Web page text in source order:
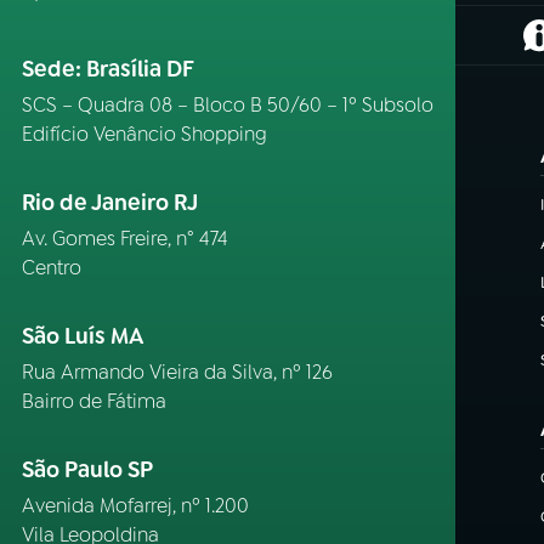
Sede: Brasília DF
SCS – Quadra 08 – Bloco B 50/60 – 1º Subsolo
Edifício Venâncio Shopping
Rio de Janeiro RJ
Av. Gomes Freire, n° 474
Centro
São Luís MA
Rua Armando Vieira da Silva, nº 126
Bairro de Fátima
São Paulo SP
Avenida Mofarrej, nº 1.200
Vila Leopoldina